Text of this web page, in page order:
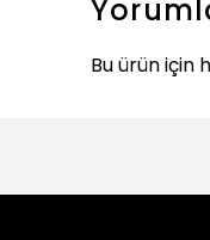
Bu ürün için